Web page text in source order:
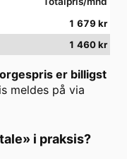
1 679 kr
1 460kr
er billigst
meldes på via
i praksis?